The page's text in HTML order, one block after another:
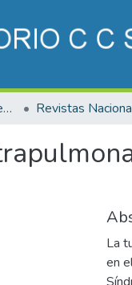
Salud y Seguridad Social en Costa Rica
La
en